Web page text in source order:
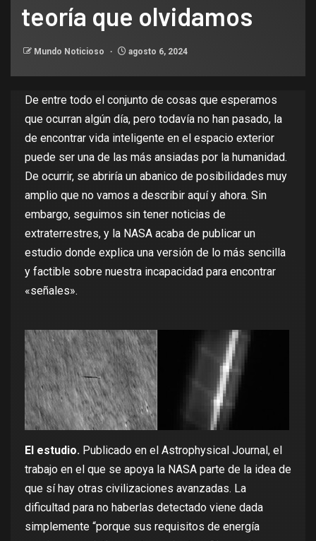
teoría que olvidamos
Mundo Noticioso agosto 6, 2024
De entre todo el conjunto de cosas que esperamos
que ocurran algún día, pero todavía no han pasado, la
de encontrar vida inteligente en el espacio exterior
puede ser una de las más ansiadas por la humanidad.
De ocurrir, se abriría un abanico de posibilidades muy
amplio que no vamos a describir aquí y ahora. Sin
embargo, seguimos sin tener noticias de
extraterrestres, y la NASA acaba de publicar un
estudio donde explica una versión de lo más sencilla
y factible sobre nuestra incapacidad para encontrar
«señales».
El estudio. Publicado en el Astrophysical Journal, el
trabajo en el que se apoya la NASA parte de la idea de
que sí hay otras civilizaciones avanzadas. La
dificultad para no haberlas detectado viene dada
simplemente “porque sus requisitos de energía